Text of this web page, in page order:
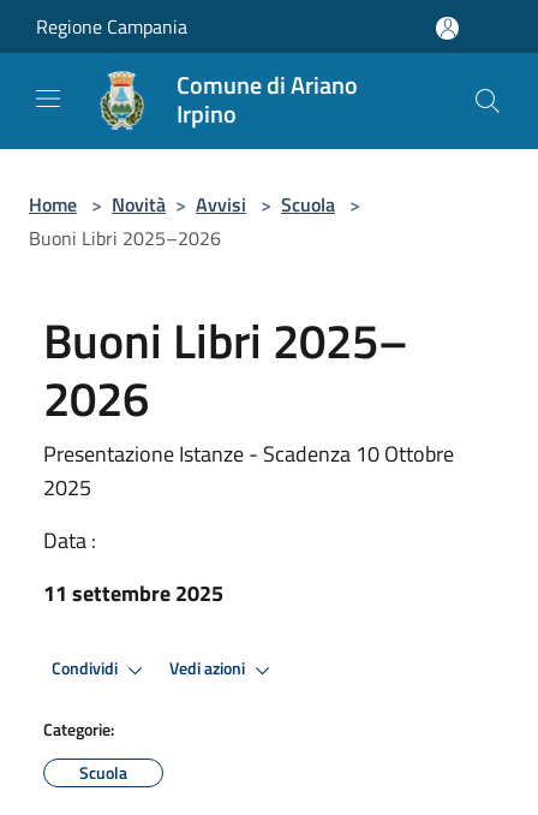
Salta al contenuto principale
Regione Campania
Comune di Ariano
Irpino
Home > Novità > Avvisi > Scuola >
Buoni Libri 2025–2026
Buoni Libri 2025–
2026
Presentazione Istanze - Scadenza 10 Ottobre
2025
Data :
11 settembre 2025
Condividi Vedi azioni
Categorie:
Scuola